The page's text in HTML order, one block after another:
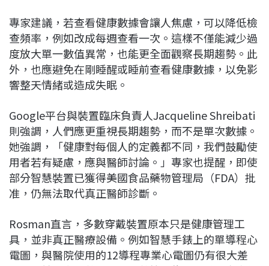
專家建議，若查看健康數據會讓人焦慮，可以降低檢
查頻率，例如改成每週查看一次。這樣不僅能減少過
度放大單一數值異常，也能更全面觀察長期趨勢。此
外，也應避免在剛睡醒或睡前查看健康數據，以免影
響整天情緒或造成失眠。
Google平台與裝置臨床負責人Jacqueline Shreibati
則強調，人們應更重視長期趨勢，而不是單次數據。
她強調，「健康對每個人的定義都不同，我們鼓勵使
用者若有疑慮，應與醫師討論。」專家也提醒，即使
部分智慧裝置已獲得美國食品藥物管理局（FDA）批
准，仍無法取代真正醫師診斷。
Rosman直言，多數穿戴裝置原本只是健康管理工
具，並非真正醫療設備。例如智慧手錶上的單導程心
電圖，與醫院使用的12導程專業心電圖仍有很大差